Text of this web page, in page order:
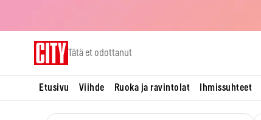
Tätä et odottanut
Etusivu Viihde Ruoka ja ravintolat Ihmissuhteet